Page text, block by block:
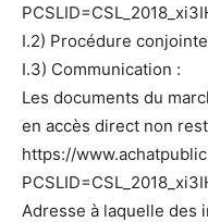
I.2) Procédure conjointe
I.3) Communication :
Les documents du
en accès direct non
https://
Adresse à laquelle des